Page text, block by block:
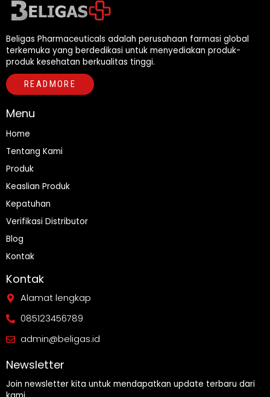
Beligas Pharmaceuticals adalah perusahaan farmasi global
terkemuka yang berdedikasi untuk menyediakan produk-
produk kesehatan berkualitas tinggi.
READMORE
Menu
Home
Tentang Kami
Produk
Keaslian Produk
Kepatuhan
Verifikasi Distributor
Blog
Kontak
Kontak
Alamat lengkap
085123456789
admin@beligas.id
Newsletter
Join newsletter kita untuk mendapatkan update terbaru dari